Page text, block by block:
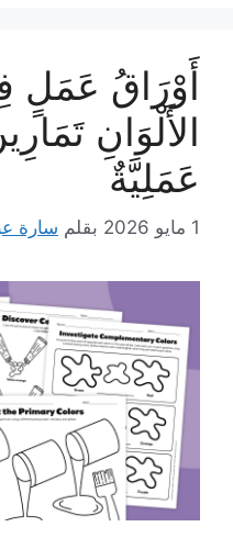
أَوْرَاقُ عَمَلٍ
الأَلْوَانِ
عَمَلِيَّةٌ
1 مايو 2026 بقلم سارة